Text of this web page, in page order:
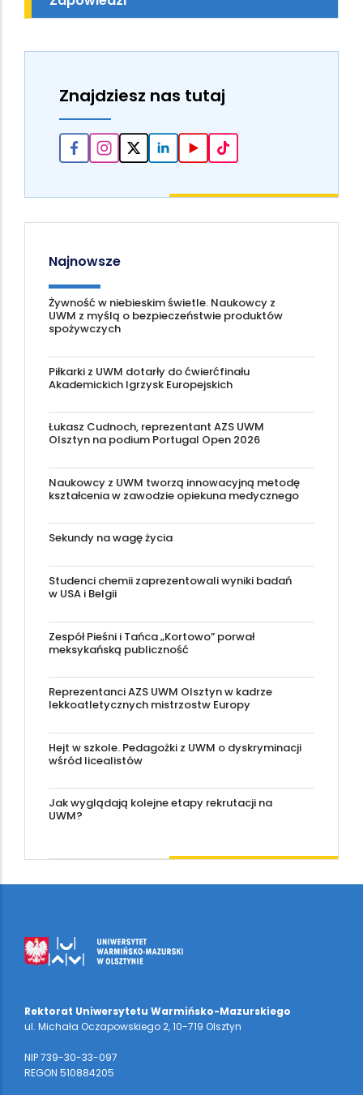
Znajdziesz nas tutaj
Najnowsze
Żywność w niebieskim świetle. Naukowcy z
UWM z myślą o bezpieczeństwie produktów
spożywczych
Piłkarki z UWM dotarły do ćwierćfinału
Akademickich Igrzysk Europejskich
Łukasz Cudnoch, reprezentant AZS UWM
Olsztyn na podium Portugal Open 2026
Naukowcy z UWM tworzą innowacyjną metodę
kształcenia w zawodzie opiekuna medycznego
Sekundy na wagę życia
Studenci chemii zaprezentowali wyniki badań
w USA i Belgii
Zespół Pieśni i Tańca „Kortowo” porwał
meksykańską publiczność
Reprezentanci AZS UWM Olsztyn w kadrze
lekkoatletycznych mistrzostw Europy
Hejt w szkole. Pedagożki z UWM o dyskryminacji
wśród licealistów
Jak wyglądają kolejne etapy rekrutacji na
UWM?
Rektorat Uniwersytetu Warmińsko-Mazurskiego
ul. Michała Oczapowskiego 2, 10-719 Olsztyn
NIP 739-30-33-097
REGON 510884205